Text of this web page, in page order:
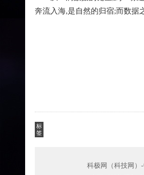
奔流入海,是自然的归宿;而数据
标
签
科极网（科技网）